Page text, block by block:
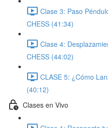
Clase 3: Paso
CHESS (41:34)
Clase 4:
CHESS (44:02)
CLASE 5: ¿Cómo
(40:12)
Clases en Vivo